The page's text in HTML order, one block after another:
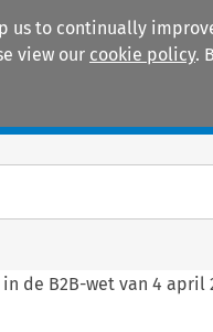
us to continually
view our cookie policy.
de B2B-wet van 4 april